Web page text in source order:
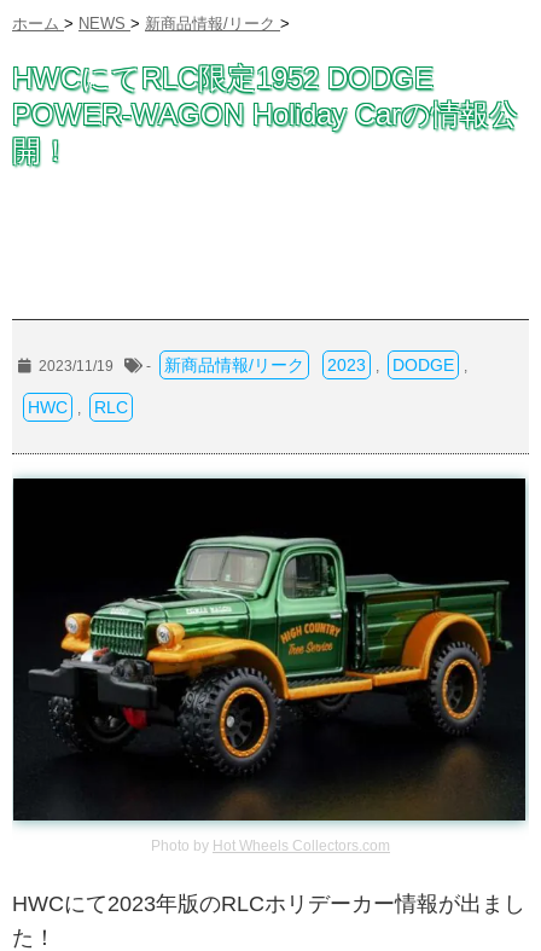
ホーム > NEWS > 新商品情報/リーク >
HWCにてRLC限定1952 DODGE
POWER-WAGON Holiday Carの情報公
開！
2023/11/19 - 新商品情報/リーク 2023 DODGE
HWC RLC
Photo by Hot Wheels Collectors.com
HWCにて2023年版のRLCホリデーカー情報が出まし
た！